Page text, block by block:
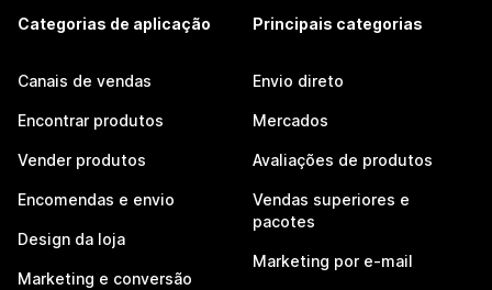
Categorias de aplicação
Canais de vendas
Encontrar produtos
Vender produtos
Encomendas e envio
Design da loja
Marketing e conversão
Principais categorias
Envio direto
Mercados
Avaliações de produtos
Vendas superiores e
pacotes
Marketing por e-mail